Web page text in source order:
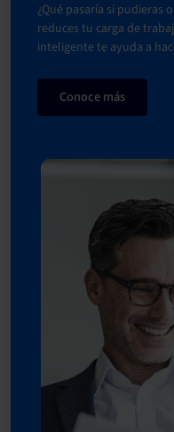
¿Qué pasaría si pudieras
reduces tu carga de
inteligente te ayuda a
Conoce más